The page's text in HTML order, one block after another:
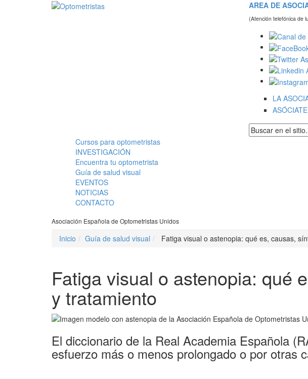
Pasar al contenido principal AREA DE
(Atención telefónica de
LA
ASÓCIATE
Menú principal
Cursos para optometristas
INVESTIGACIÓN
Encuentra tu optometrista
Guía de salud visual
EVENTOS
NOTICIAS
CONTACTO
Asociación Española de Optometristas Unidos
Inicio Guía de salud visual Fatiga visual o astenopia: qué es, causas,
Fatiga visual o astenopia: qué
y tratamiento
El diccionario de la Real Academia Española
esfuerzo más o menos prolongado o por otras